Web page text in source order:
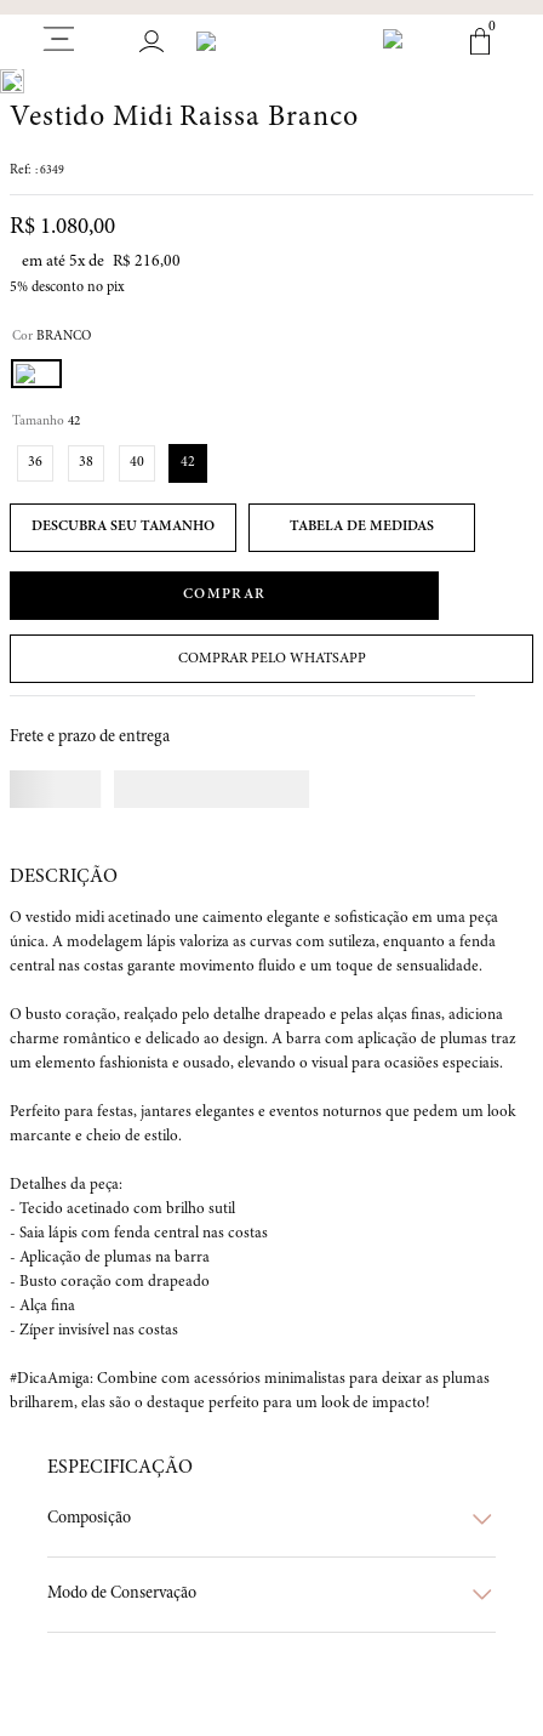
0
Vestido Midi Raissa Branco
: 6349
R$ 1.080,00
em até 5x de R$ 216,00
5% desconto no pix
Cor BRANCO
Tamanho 42
36 38 40 42
TABELA DE MEDIDAS
COMPRAR
COMPRAR PELO WHATSAPP
Frete e prazo de entrega
O vestido midi acetinado une caimento elegante e sofisticação em uma peça
única. A modelagem lápis valoriza as curvas com sutileza, enquanto a fenda
central nas costas garante movimento fluido e um toque de sensualidade.
O busto coração, realçado pelo detalhe drapeado e pelas alças finas, adiciona
charme romântico e delicado ao design. A barra com aplicação de plumas traz
um elemento fashionista e ousado, elevando o visual para ocasiões especiais.
Perfeito para festas, jantares elegantes e eventos noturnos que pedem um look
marcante e cheio de estilo.
Detalhes da peça:
- Tecido acetinado com brilho sutil
- Saia lápis com fenda central nas costas
- Aplicação de plumas na barra
- Busto coração com drapeado
- Alça fina
- Zíper invisível nas costas
#DicaAmiga: Combine com acessórios minimalistas para deixar as plumas
brilharem, elas são o destaque perfeito para um look de impacto!
ESPECIFICAÇÃO
Composição
Modo de Conservação